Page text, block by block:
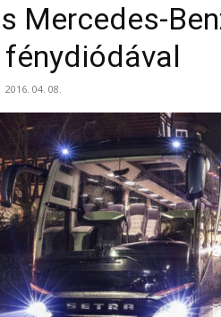
Mercedes-
fénydiódával
2016. 04. 08.